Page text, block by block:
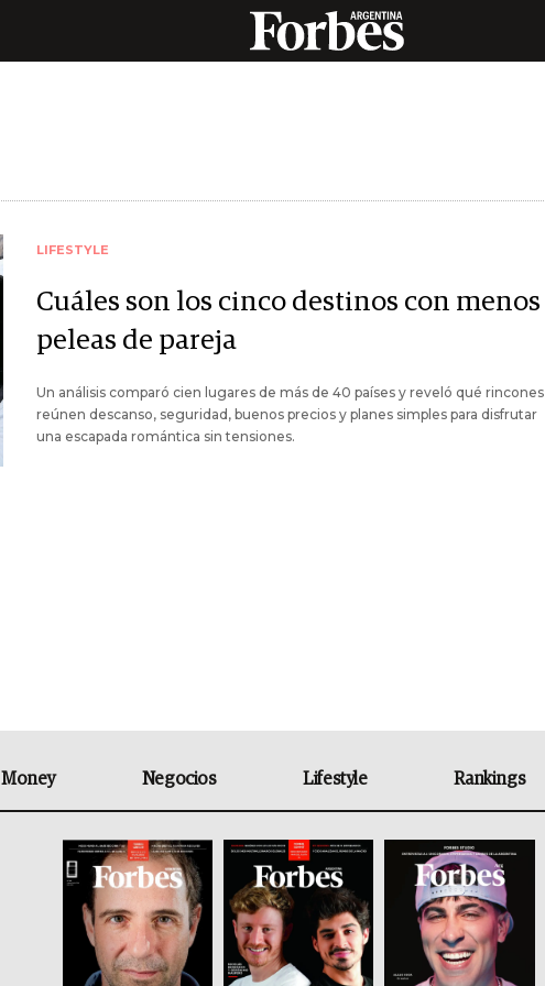
LIFESTYLE
Cuáles son los cinco destinos con menos
peleas de pareja
Un análisis comparó cien lugares de más de 40 países y reveló qué rincones
reúnen descanso, seguridad, buenos precios y planes simples para disfrutar
una escapada romántica sin tensiones.
Money Negocios Lifestyle Rankings